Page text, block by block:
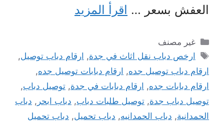
العفش بسعر … اقرأ المزيد
التصنيفات
غير مصنف
الوسوم
ارخص دباب نقل اثاث في جدة, ارقام دباب توصيل,
ارقام دباب توصيل جده, ارقام دبابات توصيل جده,
ارقام دبابات جده, ارقام دبابات في جدة, توصيل دباب,
توصيل دباب جدة, توصيل طلبات دباب, دباب ابحر , دباب
الحمدانية, دباب الحمدانيه, دباب تحميل, دباب تحميل